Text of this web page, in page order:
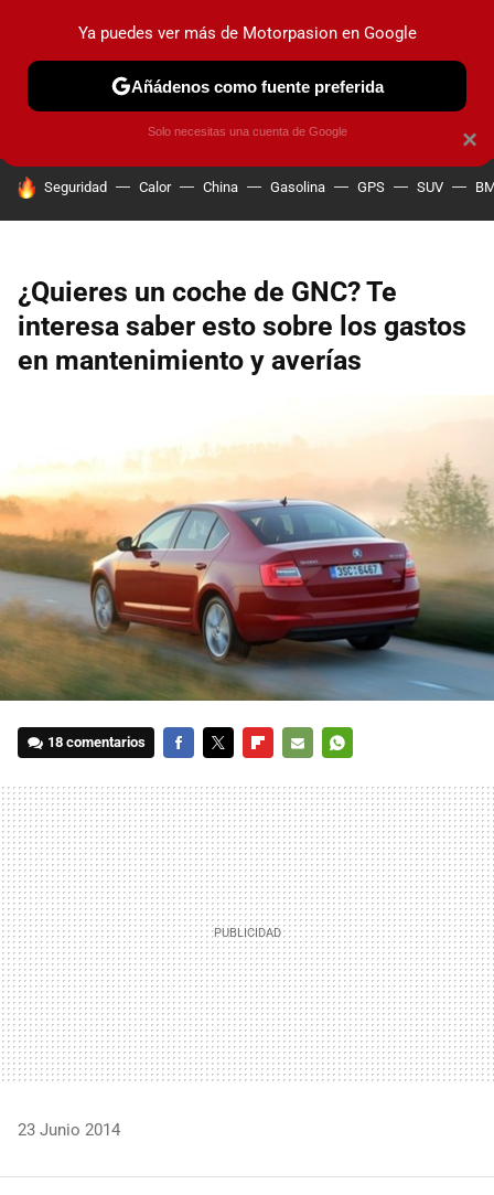
PRUEBAS COCHES ELÉCTRICOS OBSERVATORIO
HOY SE HABLA DE
Seguridad Calor China Gasolina GPS SUV
¿Quieres un coche de GNC? Te
interesa saber esto sobre los gastos
en mantenimiento y averías
18 comentarios
MAIL
23 Junio 2014
×
Ya puedes ver más de Motorpasion en Google
Añádenos como fuente preferida
Solo necesitas una cuenta de Google